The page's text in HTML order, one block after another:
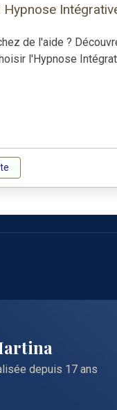
Hypnose
de l'aide ?
l'Hypnose
depuis 17 ans